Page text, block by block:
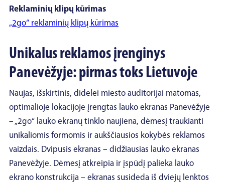
Reklaminių klipų kūrimas
„2go“ reklaminių klipų kūrimas
Unikalus reklamos įrenginys
Panevėžyje: pirmas toks Lietuvoje
Naujas, išskirtinis, didelei miesto auditorijai matomas,
optimalioje lokacijoje įrengtas lauko ekranas Panevėžyje
– „2go“ lauko ekranų tinklo naujiena, dėmesį traukianti
unikaliomis formomis ir aukščiausios kokybės reklamos
vaizdais. Dvipusis ekranas – didžiausias lauko ekranas
Panevėžyje. Dėmesį atkreipia ir įspūdį palieka lauko
ekrano konstrukcija – ekranas susideda iš dviejų lenktos